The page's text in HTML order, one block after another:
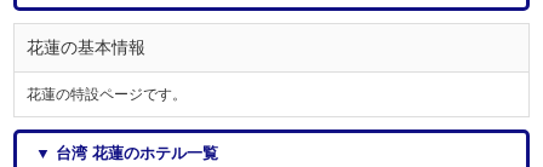
花蓮の基本情報
花蓮の特設ページです。
▼ 台湾 花蓮のホテル一覧